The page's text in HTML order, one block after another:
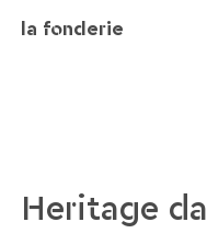
la fonderie
Heritage